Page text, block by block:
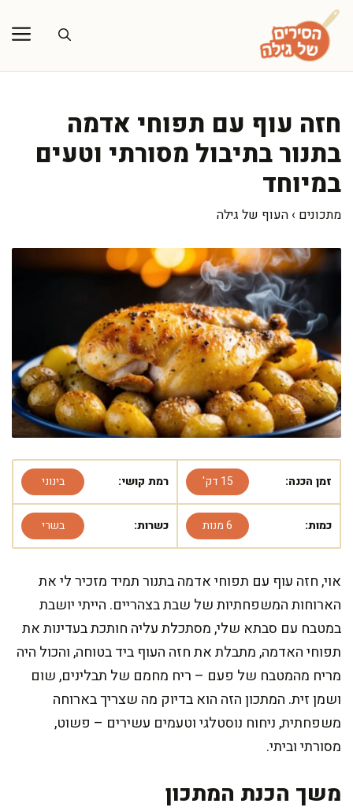
לדלג
לתוכן
חזה עוף עם תפוחי אדמה
בתנור בתיבול מסורתי וטעים
במיוחד
מתכונים › העוף של גילה
זמן הכנה: 15 דק' רמת קושי: בינוני
כמות: 6 מנות כשרות: בשרי
אוי, חזה עוף עם תפוחי אדמה בתנור תמיד מזכיר לי את
הארוחות המשפחתיות של שבת בצהריים. הייתי יושבת
במטבח עם סבתא שלי, מסתכלת עליה חותכת בעדינות את
תפוחי האדמה, מתבלת את חזה העוף ביד בטוחה, והכול היה
מריח מהמטבח של פעם – ריח מחמם של תבלינים, שום
ושמן זית. המתכון הזה הוא בדיוק מה שצריך בארוחה
משפחתית, ניחוח נוסטלגי וטעמים עשירים – פשוט,
מסורתי וביתי.
משך הכנת המתכון